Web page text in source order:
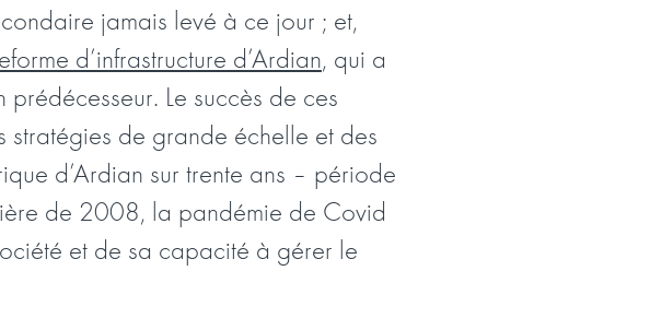
jamais levé à ce jour ; et,
d’infrastructure d’Ardian, qui a
Le succès de ces
stratégies de grande échelle et des
d’Ardian sur trente ans – période
de 2008, la pandémie de Covid
et de sa capacité à gérer le